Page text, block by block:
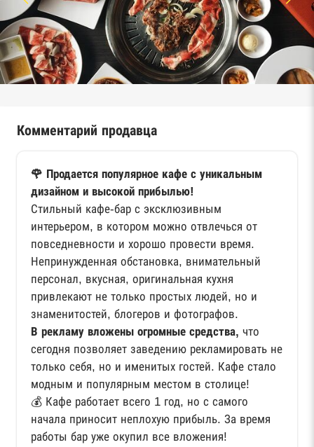
Комментарий продавца
🌹 Продается популярное кафе с уникальным
дизайном и высокой прибылью!
Стильный кафе-бар с эксклюзивным
интерьером, в котором можно отвлечься от
повседневности и хорошо провести время.
Непринужденная обстановка, внимательный
персонал, вкусная, оригинальная кухня
привлекают не только простых людей, но и
знаменитостей, блогеров и фотографов.
В рекламу вложены огромные средства, что
сегодня позволяет заведению рекламировать не
только себя, но и именитых гостей. Кафе стало
модным и популярным местом в столице!
💰 Кафе работает всего 1 год, но с самого
начала приносит неплохую прибыль. За время
работы бар уже окупил все вложения!